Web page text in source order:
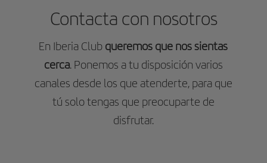
Contacta con nosotros
En Iberia Club queremos que nos sientas
cerca. Ponemos a tu disposición varios
canales desde los que atenderte, para que
tú solo tengas que preocuparte de
disfrutar.